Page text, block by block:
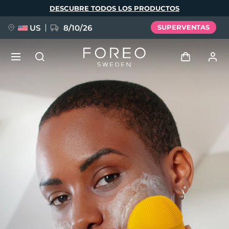
DESCUBRE TODOS LOS PRODUCTOS
US 8/10/26 SUPERVENTAS
Iniciar sesión
Perfil de usuario
Mis dispositivos
Mis pedidos
Mis direcciones
Mis suscripciones
NUEVO
FAQ™ Pure Beauty-Tech Elixir
BREAKING NEWS
issa™ Teeth Whitening Set
Idioma
English Deutsch
Español
Français
Italiano
Português
Svenska
Русский
Türkçe
简体中文 繁體中文